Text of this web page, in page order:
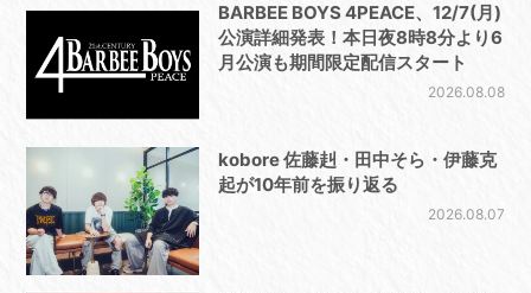
BARBEE BOYS 4PEACE、12/7(月)
公演詳細発表！本日夜8時8分より6
月公演も期間限定配信スタート
2026.08.08
kobore 佐藤赳・田中そら・伊藤克
起が10年前を振り返る
2026.08.07